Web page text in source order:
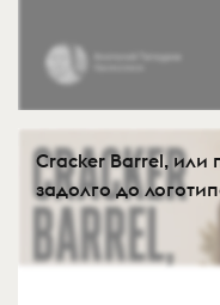
Cracker Barrel, или
задолго до